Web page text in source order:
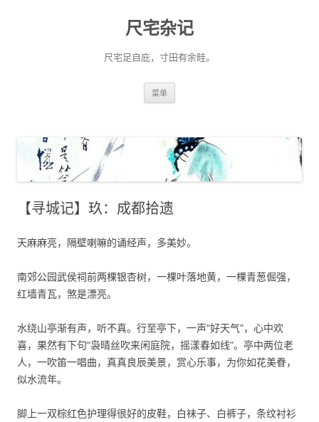
尺宅杂记
尺宅足自庇，寸田有余畦。
菜单
【寻城记】玖：成都拾遗
天麻麻亮，隔壁喇嘛的诵经声，多美妙。
南郊公园武侯祠前两棵银杏树，一棵叶落地黄，一棵青葱倔强，
红墙青瓦，煞是漂亮。
水绕山亭渐有声，听不真。行至亭下，一声“好天气”，心中欢
喜，果然有下句“袅晴丝吹来闲庭院，摇漾春如线”。亭中两位老
人，一吹笛一唱曲，真真良辰美景，赏心乐事，为你如花美眷，
似水流年。
脚上一双棕红色护理得很好的皮鞋，白袜子、白裤子，条纹衬衫